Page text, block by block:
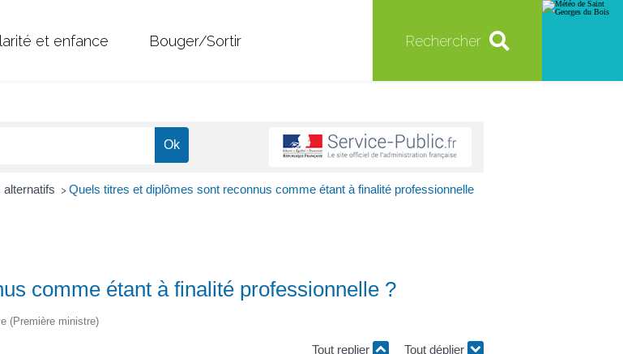
et enfance Bouger/Sortir Rechercher
> Quels titres et diplômes sont reconnus comme étant à finalité professionnelle
comme étant à finalité professionnelle ?
(Première ministre)
Tout replier Tout déplier